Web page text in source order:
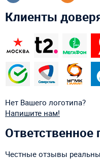
Клиенты
Нет Вашего логотипа?
Напишите нам!
Ответственное
Честные отзывы